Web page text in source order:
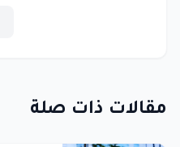
مقالات ذات صلة